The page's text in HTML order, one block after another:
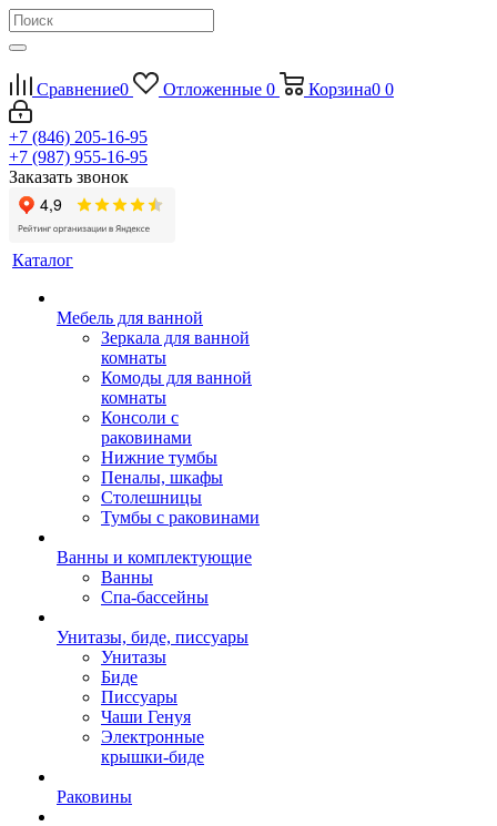
Сравнение0 Отложенные 0 Корзина0 0
+7 (846) 205-16-95
+7 (987) 955-16-95
Заказать звонок
Каталог
Мебель для ванной
Зеркала для ванной
комнаты
Комоды для ванной
комнаты
Консоли с
раковинами
Нижние тумбы
Пеналы, шкафы
Столешницы
Тумбы с раковинами
Ванны и комплектующие
Ванны
Спа-бассейны
Унитазы, биде, писсуары
Унитазы
Биде
Писсуары
Чаши Генуя
Электронные
крышки-биде
Раковины